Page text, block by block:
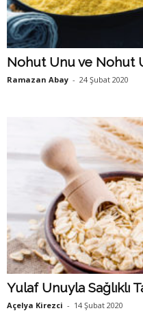
Nohut Unu ve Nohut
Ramazan Abay - 24 Şubat 2020
Yulaf Unuyla Sağlıklı
Açelya Kirezci - 14 Şubat 2020